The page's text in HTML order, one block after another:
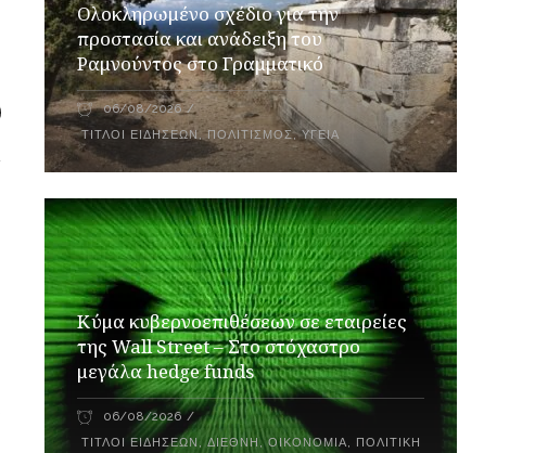
Ολοκληρωμένο σχέδιο για την
προστασία και ανάδειξη του
Ραμνούντος στο Γραμματικό
06/08/2026
ΤΊΤΛΟΙ ΕΙΔΉΣΕΩΝ,ΠΟΛΙΤΙΣΜΌΣ,ΥΓΕΊΑ
Κύμα κυβερνοεπιθέσεων σε εταιρείες
της Wall Street – Στο στόχαστρο
μεγάλα hedge funds
06/08/2026
ΤΊΤΛΟΙ ΕΙΔΉΣΕΩΝ ,ΔΙΕΘΝΉ ,ΟΙΚΟΝΟΜΊΑ, ΠΟΛΙΤΙΚΉ